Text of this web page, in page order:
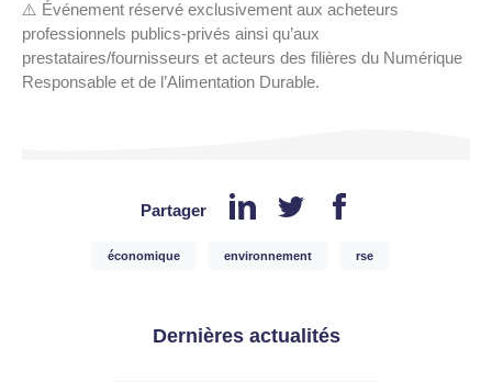
⚠️ Événement réservé exclusivement aux acheteurs
professionnels publics-privés ainsi qu’aux
prestataires/fournisseurs et acteurs des filières du Numérique
Responsable et de l’Alimentation Durable.
Partager
économique environnement rse
Dernières actualités